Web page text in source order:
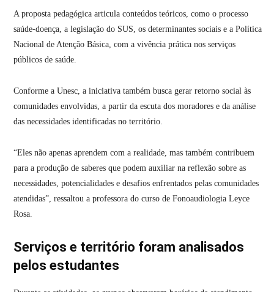
A proposta pedagógica articula conteúdos teóricos, como o processo
saúde-doença, a legislação do SUS, os determinantes sociais e a Política
Nacional de Atenção Básica, com a vivência prática nos serviços
públicos de saúde.
Conforme a Unesc, a iniciativa também busca gerar retorno social às
comunidades envolvidas, a partir da escuta dos moradores e da análise
das necessidades identificadas no território.
“Eles não apenas aprendem com a realidade, mas também contribuem
para a produção de saberes que podem auxiliar na reflexão sobre as
necessidades, potencialidades e desafios enfrentados pelas comunidades
atendidas”, ressaltou a professora do curso de Fonoaudiologia Leyce
Rosa.
Serviços e território foram analisados
pelos estudantes